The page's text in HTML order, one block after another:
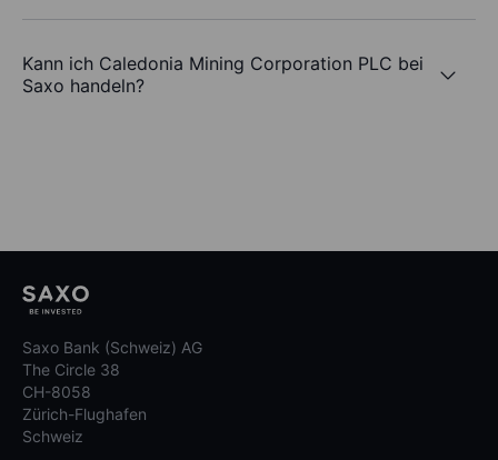
Kann ich Caledonia Mining Corporation PLC bei
Saxo handeln?
Saxo Bank (Schweiz) AG
The Circle 38
CH-8058
Zürich-Flughafen
Schweiz